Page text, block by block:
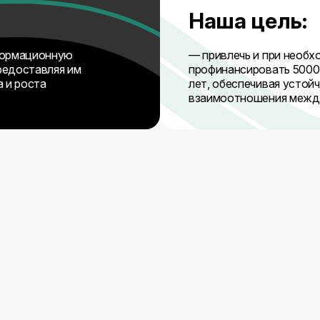
им
и роста
Наша цель:
— привлечь и при
профинансировать
лет, обеспечивая
взаимоотношения